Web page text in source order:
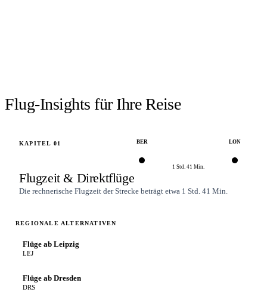
Flug-Insights für Ihre Reise
KAPITEL 01 BER LON
1 Std. 41 Min.
Flugzeit & Direktflüge
Die rechnerische Flugzeit der Strecke beträgt etwa 1 Std. 41 Min.
REGIONALE ALTERNATIVEN
Flüge ab Leipzig
LEJ
Flüge ab Dresden
DRS